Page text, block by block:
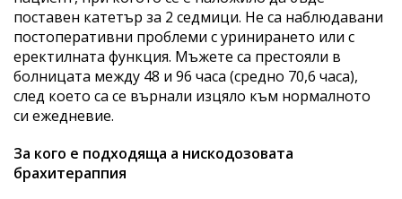
поставен катетър за 2 седмици. Не са наблюдавани
постоперативни проблеми с уринирането или с
еректилната функция. Мъжете са престояли в
болницата между 48 и 96 часа (средно 70,6 часа),
след което са се върнали изцяло към нормалното
си ежедневие.
За кого е подходяща а нискодозовата
брахитераппия